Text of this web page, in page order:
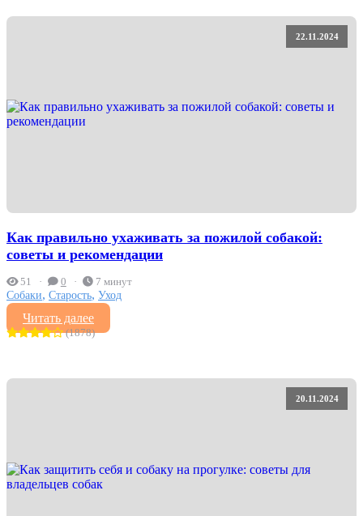
22.11.2024
Как правильно ухаживать за пожилой собакой:
советы и рекомендации
51 0 7 минут
Собаки, Старость, Уход
Читать далее
(1878)
20.11.2024